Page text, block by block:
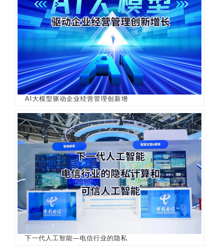
AI大模型驱动企业经营管理创新增
下一代人工智能—电信行业的隐私